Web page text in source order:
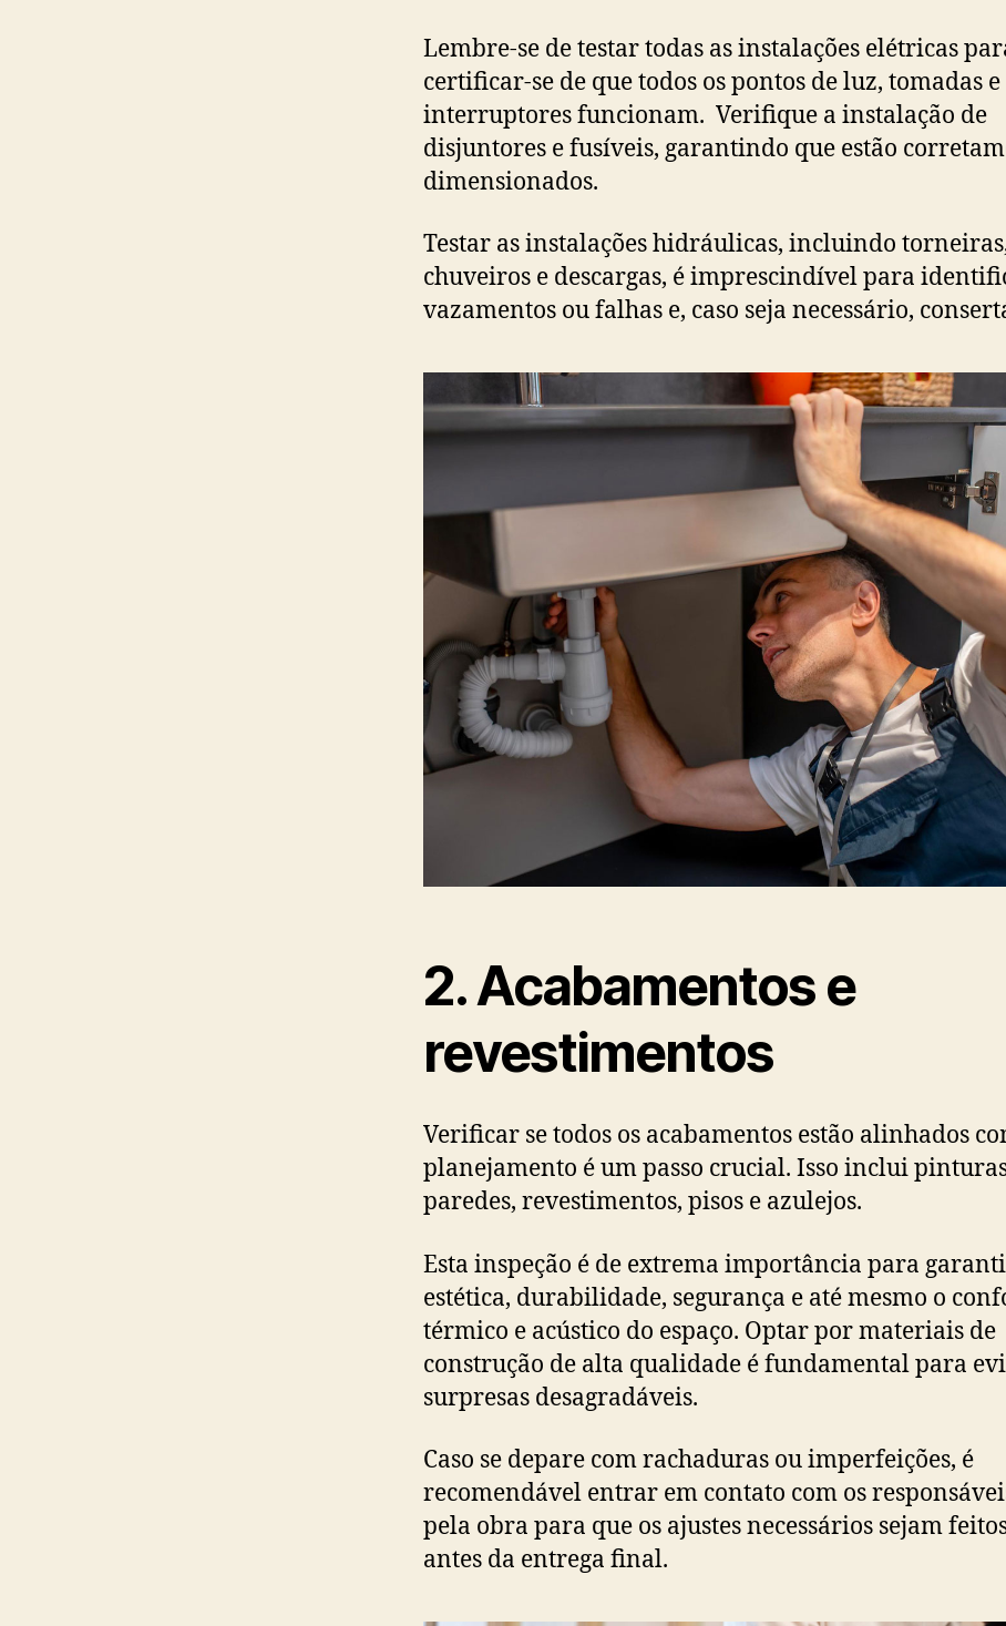
Lembre-se de testar todas as instalações elétricas
certificar-se de que todos os pontos de luz, tomadas e
interruptores funcionam. Verifique a instalação de
disjuntores e fusíveis, garantindo que estão
dimensionados.
Testar as instalações hidráulicas, incluindo
chuveiros e descargas, é imprescindível para
vazamentos ou falhas e, caso seja necessário,
2. Acabamentos e
revestimentos
Verificar se todos os acabamentos estão alinhados
planejamento é um passo crucial. Isso inclui
paredes, revestimentos, pisos e azulejos.
Esta inspeção é de extrema importância para
estética, durabilidade, segurança e até mesmo o
térmico e acústico do espaço. Optar por materiais de
construção de alta qualidade é fundamental para
surpresas desagradáveis.
Caso se depare com rachaduras ou imperfeições, é
recomendável entrar em contato com os
pela obra para que os ajustes necessários sejam
antes da entrega final.